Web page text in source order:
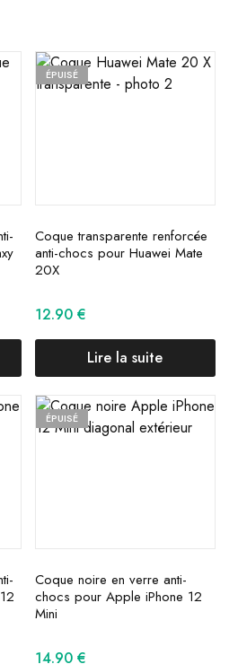
ÉPUISÉ
Coque transparente renforcée
anti-chocs pour Huawei Mate
20X
12.90 €
Lire la suite
ÉPUISÉ
Coque noire en verre anti-
chocs pour Apple iPhone 12
Mini
14.90 €